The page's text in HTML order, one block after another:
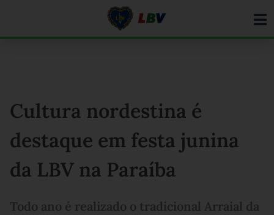
Cultura nordestina é
destaque em festa junina
da LBV na Paraíba
Todo ano é realizado o tradicional Arraial da